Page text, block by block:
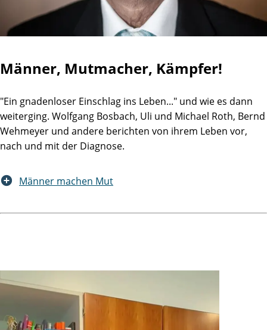
Männer, Mutmacher, Kämpfer!
"Ein gnadenloser Einschlag ins Leben..." und wie es dann
weiterging. Wolfgang Bosbach, Uli und Michael Roth, Bernd
Wehmeyer und andere berichten von ihrem Leben vor,
nach und mit der Diagnose.
Männer machen Mut